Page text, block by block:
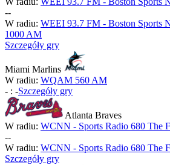
--
W radiu: WEEI 93.7 FM - Boston Sports
1000 AM
Szczegóły gry
Miami Marlins
W radiu: WQAM 560 AM
- : -Szczegóły gry
Atlanta Braves
W radiu: WCNN - Sports Radio 680 The
--
W radiu: WCNN - Sports Radio 680 The
Szczegóły gry